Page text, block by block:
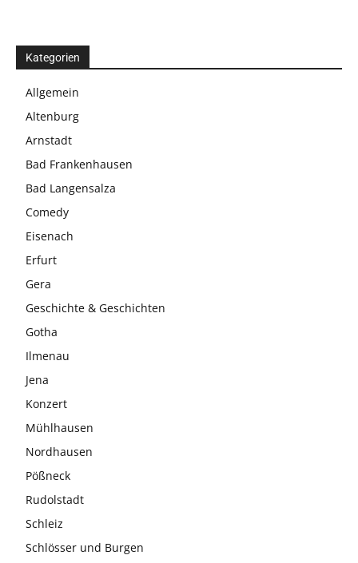
Kategorien
Allgemein
Altenburg
Arnstadt
Bad Frankenhausen
Bad Langensalza
Comedy
Eisenach
Erfurt
Gera
Geschichte & Geschichten
Gotha
Ilmenau
Jena
Konzert
Mühlhausen
Nordhausen
Pößneck
Rudolstadt
Schleiz
Schlösser und Burgen